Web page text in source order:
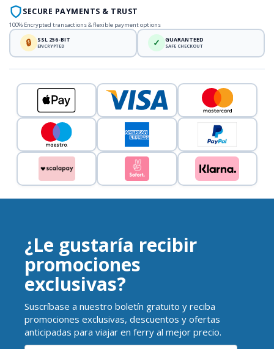
SECURE PAYMENTS & TRUST
100% Encrypted transactions & flexible payment options
🔒 SSL 256-BIT
ENCRYPTED ✓ GUARANTEED
SAFE CHECKOUT
¿Le gustaría recibir
promociones
exclusivas?
Suscríbase a nuestro boletín gratuito y reciba
promociones exclusivas, descuentos y ofertas
anticipadas para viajar en ferry al mejor precio.